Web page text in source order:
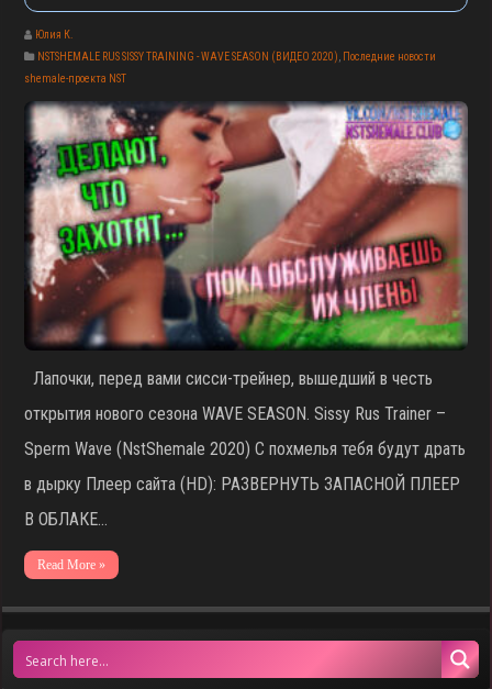
Юлия К.
NSTSHEMALE RUS SISSY TRAINING - WAVE SEASON (ВИДЕО 2020)
Последние новости
shemale-проекта NST
Лапочки, перед вами сисси-трейнер, вышедший в честь
открытия нового сезона WAVE SEASON. Sissy Rus Trainer –
Sperm Wave (NstShemale 2020) С похмелья тебя будут драть
в дырку Плеер сайта (HD): РАЗВЕРНУТЬ ЗАПАСНОЙ ПЛЕЕР
В ОБЛАКЕ…
Read More »